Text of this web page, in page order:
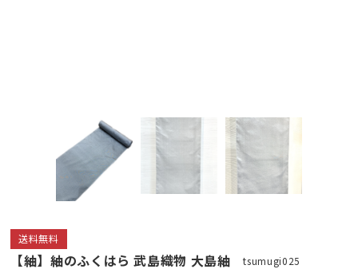
送料無料
【紬】紬のふくはら 武島織物 大島紬 tsumugi025